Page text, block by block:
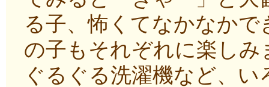
る子、怖くてなかなか
の子もそれぞれに楽し
ぐるぐる洗濯機など、